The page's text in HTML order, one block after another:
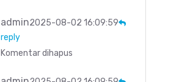
admin2025-08-02 16:09:59
reply
Komentar dihapus